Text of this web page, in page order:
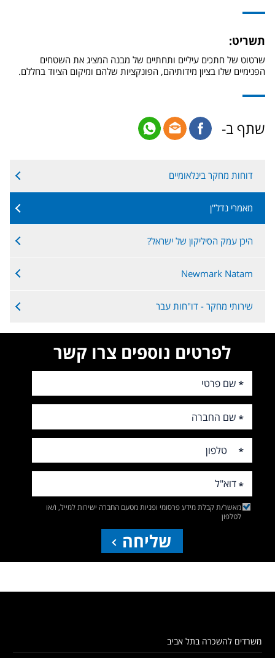
תשריט:
שרטוט של חתכים עיליים ותחתיים של מבנה המציג את השטחים
הפנימיים שלו בציון מידותיהם, הפונקציות שלהם ומיקום הציוד בחללם.
שתף ב-
דוחות מחקר בינלאומיים
מאמרי נדל"ן
היכן עמק הסיליקון של ישראל?
Newmark Natam
שירותי מחקר - דו"חות עבר
לפרטים נוספים צרו קשר
מאשר/ת קבלת מידע פרסומי ופניות מטעם החברה ישירות למייל, ו/או
לטלפון
שליחה
משרדים להשכרה בתל אביב